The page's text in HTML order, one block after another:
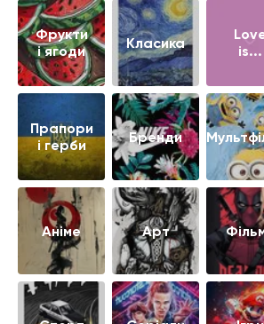
Фрукти
і ягоди
Класика
is...
Прапори
і герби
Бренди
Аніме Арт